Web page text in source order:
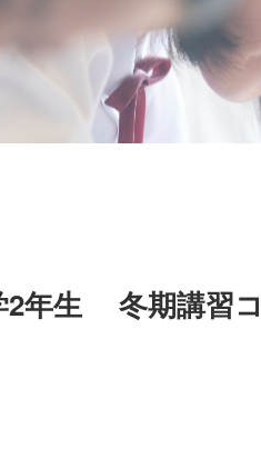
2年生 冬期講習